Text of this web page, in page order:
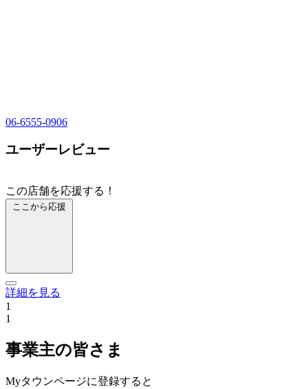
06-6555-0906
ユーザーレビュー
この店舗を応援する！
ここから応援
詳細を見る
1
1
事業主の皆さま
Myタウンページに登録すると